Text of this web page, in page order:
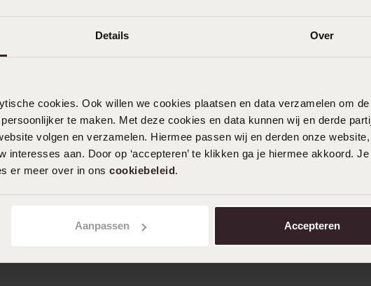
Details Over
cookies. Ook willen we cookies plaatsen en data verzamelen om de
te maken. Met deze cookies en data kunnen wij en derde
volgen en verzamelen. Hiermee passen wij en derden onze website,
interesses aan. Door op ‘accepteren’ te klikken ga je hiermee akkoord.
er meer over in ons cookiebeleid.
Aanpassen Accepteren